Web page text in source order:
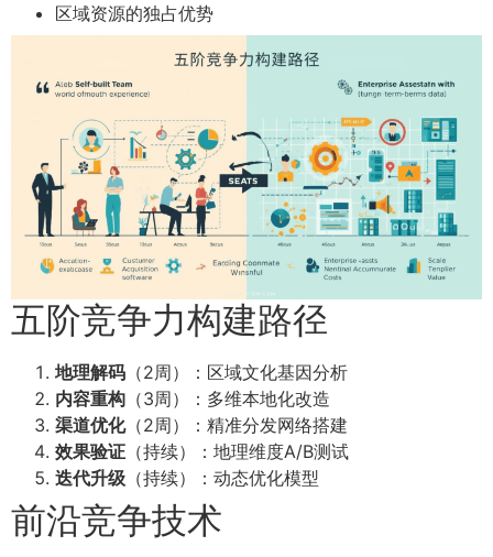
区域资源的独占优势
五阶竞争力构建路径
地理解码 （2周）：区域文化基因分析
内容重构 （3周）：多维本地化改造
渠道优化（2周）：精准分发网络搭建
效果验证 （持续）：地理维度A/B测试
迭代升级 （持续）：动态优化模型
前沿竞争技术